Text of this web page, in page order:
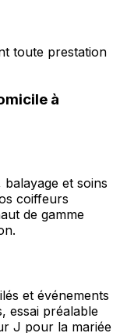
toute prestation
à
et soins
coiffeurs
de gamme
et événements
essai préalable
J pour la mariée